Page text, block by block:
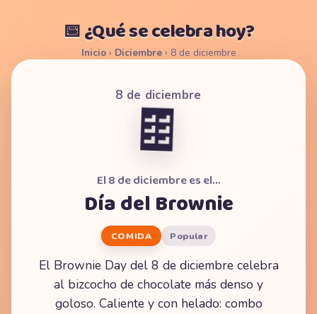
📅 ¿Qué se celebra hoy?
Inicio› Diciembre› 8 de diciembre
8 de diciembre
🍫
El 8 de diciembre es el…
Día del Brownie
COMIDA Popular
El Brownie Day del 8 de diciembre celebra
al bizcocho de chocolate más denso y
goloso. Caliente y con helado: combo